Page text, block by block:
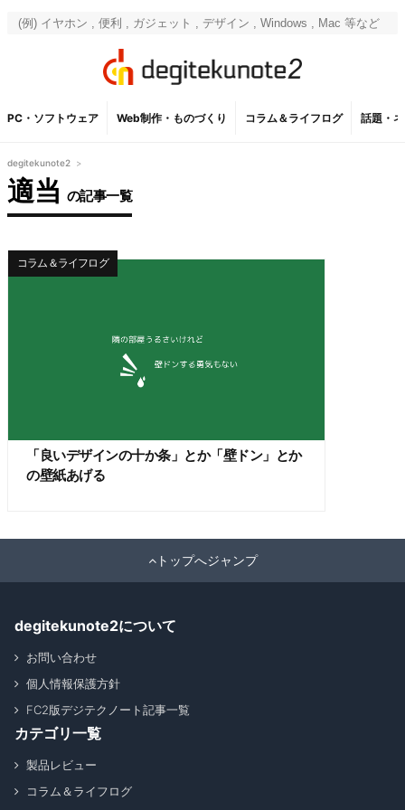
PC・ソフトウェア Web制作・ものづくり コラム＆ライフログ 話題・
degitekunote2 >
適当 の記事一覧
「良いデザインの十か条」とか「壁ドン」とか
の壁紙あげる
コラム＆ライフログ
トップへジャンプ
degitekunote2について
お問い合わせ
個人情報保護方針
FC2版デジテクノート記事一覧
カテゴリ一覧
製品レビュー
コラム＆ライフログ